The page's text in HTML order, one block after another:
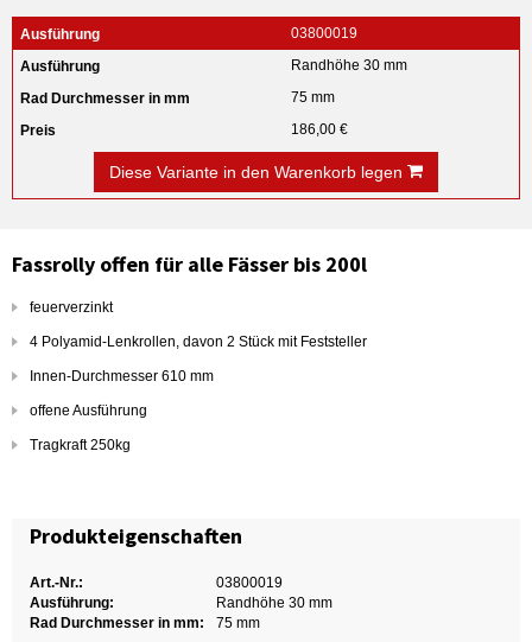
03800019
Randhöhe 30 mm
75 mm
186,00 €
Diese Variante in den Warenkorb legen
Fassrolly offen für alle Fässer bis 200l
feuerverzinkt
4 Polyamid-Lenkrollen, davon 2 Stück mit Feststeller
Innen-Durchmesser 610 mm
offene Ausführung
Tragkraft 250kg
Produkteigenschaften
Art.-Nr.:
03800019
Ausführung:
Randhöhe 30 mm
Rad Durchmesser in mm:
75 mm